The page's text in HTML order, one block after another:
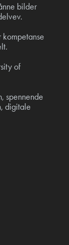
bilder
of
spennende
digitale